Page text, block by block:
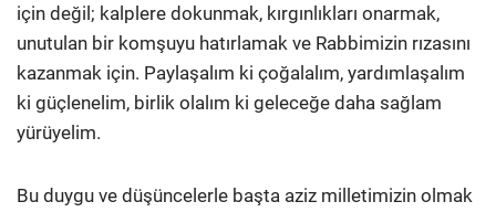
için değil; kalplere dokunmak, kırgınlıkları onarmak,
unutulan bir komşuyu hatırlamak ve Rabbimizin rızasını
kazanmak için. Paylaşalım ki çoğalalım, yardımlaşalım
ki güçlenelim, birlik olalım ki geleceğe daha sağlam
yürüyelim.
Bu duygu ve düşüncelerle başta aziz milletimizin olmak